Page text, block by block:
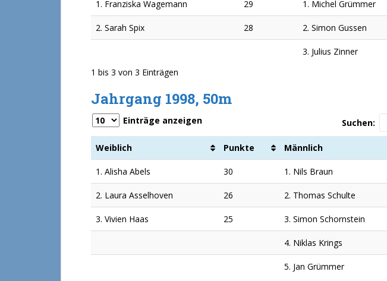
1. Franziska Wagemann 29 1. Michel Grümmer
2. Sarah Spix 28 2. Simon Gussen
3. Julius Zinner
1 bis 3 von 3 Einträgen
Jahrgang 1998, 50m
Einträge anzeigen Suchen:
Weiblich Punkte Männlich
1. Alisha Abels 30 1. Nils Braun
2. Laura Asselhoven 26 2. Thomas Schulte
3. Vivien Haas 25 3. Simon Schornstein
4. Niklas Krings
5. Jan Grümmer